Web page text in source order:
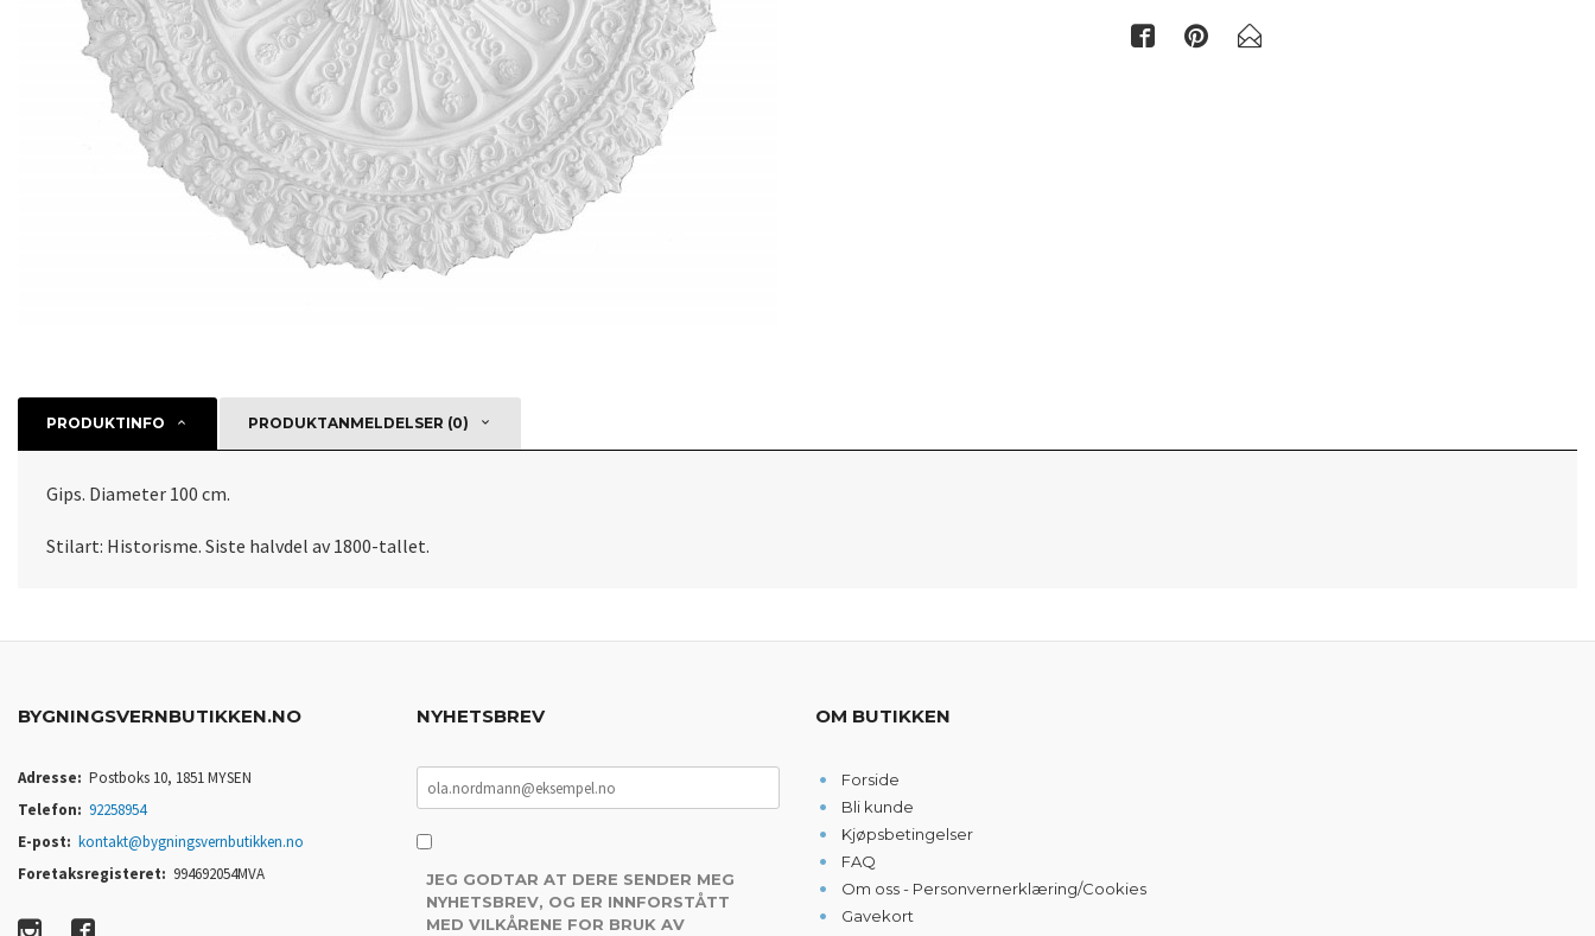
PRODUKTINFO PRODUKTANMELDELSER (0)
Gips. Diameter 100 cm.
Stilart: Historisme. Siste halvdel av 1800-tallet.
BYGNINGSVERNBUTIKKEN.NO
Adresse: Postboks 10, 1851 MYSEN
Telefon: 92258954
E-post: kontakt@bygningsvernbutikken.no
Foretaksregisteret: 994692054MVA
NYHETSBREV
JEG GODTAR AT DERE SENDER MEG
NYHETSBREV, OG ER INNFORSTÅTT
MED VILKÅRENE FOR BRUK AV
OM BUTIKKEN
Forside
Bli kunde
Kjøpsbetingelser
FAQ
Om oss - Personvernerklæring/Cookies
Gavekort